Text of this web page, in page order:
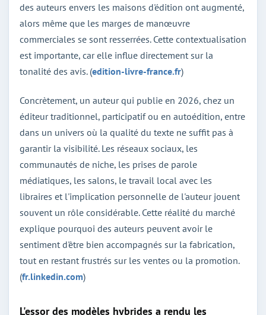
des auteurs envers les maisons d'édition ont augmenté,
alors même que les marges de manœuvre
commerciales se sont resserrées. Cette contextualisation
est importante, car elle influe directement sur la
tonalité des avis. (edition-livre-france.fr)
Concrètement, un auteur qui publie en 2026, chez un
éditeur traditionnel, participatif ou en autoédition, entre
dans un univers où la qualité du texte ne suffit pas à
garantir la visibilité. Les réseaux sociaux, les
communautés de niche, les prises de parole
médiatiques, les salons, le travail local avec les
libraires et l'implication personnelle de l'auteur jouent
souvent un rôle considérable. Cette réalité du marché
explique pourquoi des auteurs peuvent avoir le
sentiment d'être bien accompagnés sur la fabrication,
tout en restant frustrés sur les ventes ou la promotion.
(fr.linkedin.com)
L'essor des modèles hybrides a rendu les